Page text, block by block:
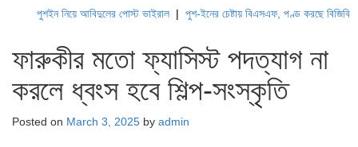
নিয়ে আবিদুলের পোস্ট ভাইরাল| পুশ-ইনের চেষ্টায় বিএসএফ, পণ্ড করছে বিজিবি|
ফারুকীর মতো ফ্যাসিস্ট পদত্যাগ না
করলে ধ্বংস হবে শিল্প-সংস্কৃতি
Posted on March 3, 2025 by admin